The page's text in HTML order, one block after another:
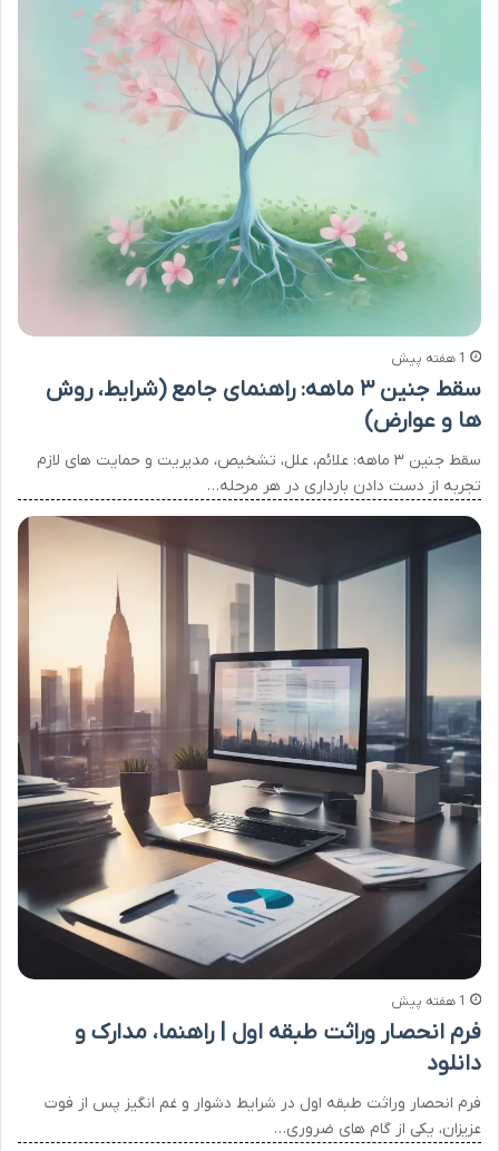
1 هفته پیش
سقط جنین ۳ ماهه: راهنمای جامع (شرایط، روش
ها و عوارض)
سقط جنین ۳ ماهه: علائم، علل، تشخیص، مدیریت و حمایت های لازم
تجربه از دست دادن بارداری در هر مرحله…
1 هفته پیش
فرم انحصار وراثت طبقه اول | راهنما، مدارک و
دانلود
فرم انحصار وراثت طبقه اول در شرایط دشوار و غم انگیز پس از فوت
عزیزان، یکی از گام های ضروری…